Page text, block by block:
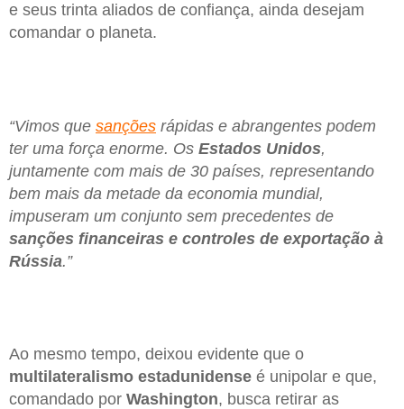
e seus trinta aliados de confiança, ainda desejam
comandar o planeta.
“Vimos que sanções rápidas e abrangentes podem
ter uma força enorme. Os Estados Unidos,
juntamente com mais de 30 países, representando
bem mais da metade da economia mundial,
impuseram um conjunto sem precedentes de
sanções financeiras e controles de exportação à
Rússia.”
Ao mesmo tempo, deixou evidente que o
multilateralismo estadunidense é unipolar e que,
comandado por Washington, busca retirar as